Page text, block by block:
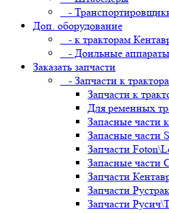
-
Доп. оборудование
- к тракторам
- Доильные аппараты
Заказать запчасти
- Запчасти к
Запчасти к
Для ременных
Запасные части
Запасные части
Запчасти
Запасные части
Запчасти
Запчасти Рустрак
Запчасти